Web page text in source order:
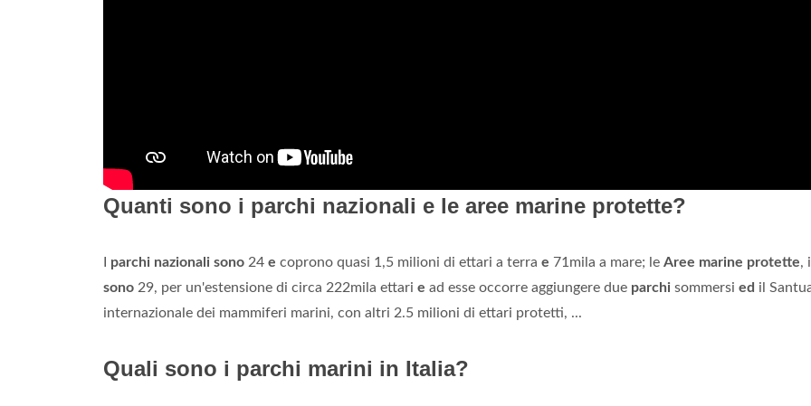
Quanti sono i parchi nazionali e le aree marine protette?
parchi nazionali sono 24 e coprono quasi 1,5 milioni di ettari a terra e 71mila a mare; le Aree marine protette,
sono 29, per un'estensione di circa 222mila ettari e ad esse occorre aggiungere due parchi sommersi ed il
internazionale dei mammiferi marini, con altri 2.5 milioni di ettari protetti, ...
Quali sono i parchi marini in Italia?